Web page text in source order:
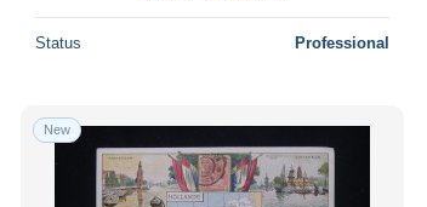
Status Professional
New